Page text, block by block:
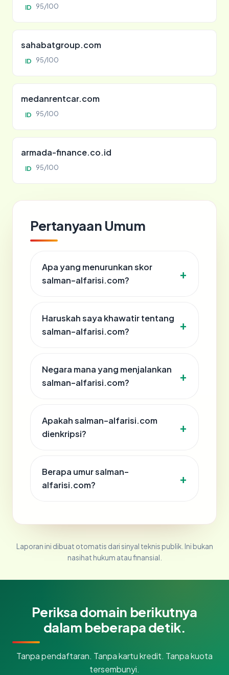
ID 95/100
sahabatgroup.com
ID 95/100
medanrentcar.com
ID 95/100
armada-finance.co.id
ID 95/100
Pertanyaan Umum
Apa yang menurunkan skor
salman-alfarisi.com?
Haruskah saya khawatir tentang
salman-alfarisi.com?
Negara mana yang menjalankan
salman-alfarisi.com?
Apakah salman-alfarisi.com
dienkripsi?
Berapa umur salman-
alfarisi.com?
Laporan ini dibuat otomatis dari sinyal teknis publik. Ini bukan
nasihat hukum atau finansial.
Periksa domain berikutnya
dalam beberapa detik.
Tanpa pendaftaran. Tanpa kartu kredit. Tanpa kuota
tersembunyi.